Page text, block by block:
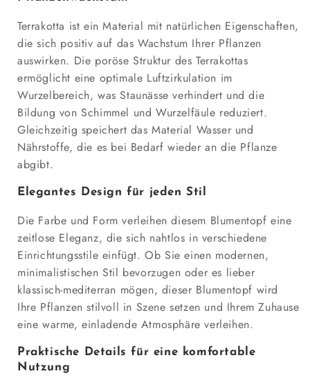
Terrakotta ist ein Material mit natürlichen Eigenschaften,
die sich positiv auf das Wachstum Ihrer Pflanzen
auswirken. Die poröse Struktur des Terrakottas
ermöglicht eine optimale Luftzirkulation im
Wurzelbereich, was Staunässe verhindert und die
Bildung von Schimmel und Wurzelfäule reduziert.
Gleichzeitig speichert das Material Wasser und
Nährstoffe, die es bei Bedarf wieder an die Pflanze
abgibt.
Elegantes Design für jeden Stil
Die Farbe und Form verleihen diesem Blumentopf eine
zeitlose Eleganz, die sich nahtlos in verschiedene
Einrichtungsstile einfügt. Ob Sie einen modernen,
minimalistischen Stil bevorzugen oder es lieber
klassisch-mediterran mögen, dieser Blumentopf wird
Ihre Pflanzen stilvoll in Szene setzen und Ihrem Zuhause
eine warme, einladende Atmosphäre verleihen.
Praktische Details für eine komfortable
Nutzung